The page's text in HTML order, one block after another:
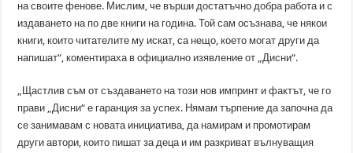
на своите фенове. Мислим, че върши достатъчно добра работа и с
издаването на по две книги на година. Той сам осъзнава, че някои
книги, които читателите му искат, са нещо, което могат други да
напишат“, коментираха в официално изявление от „Дисни“.
„Щастлив съм от създаването на този нов импринт и фактът, че го
прави „Дисни“ е гаранция за успех. Нямам търпение да започна да
се занимавам с новата инициатива, да намирам и промотирам
други автори, които пишат за деца и им разкриват вълнуващия